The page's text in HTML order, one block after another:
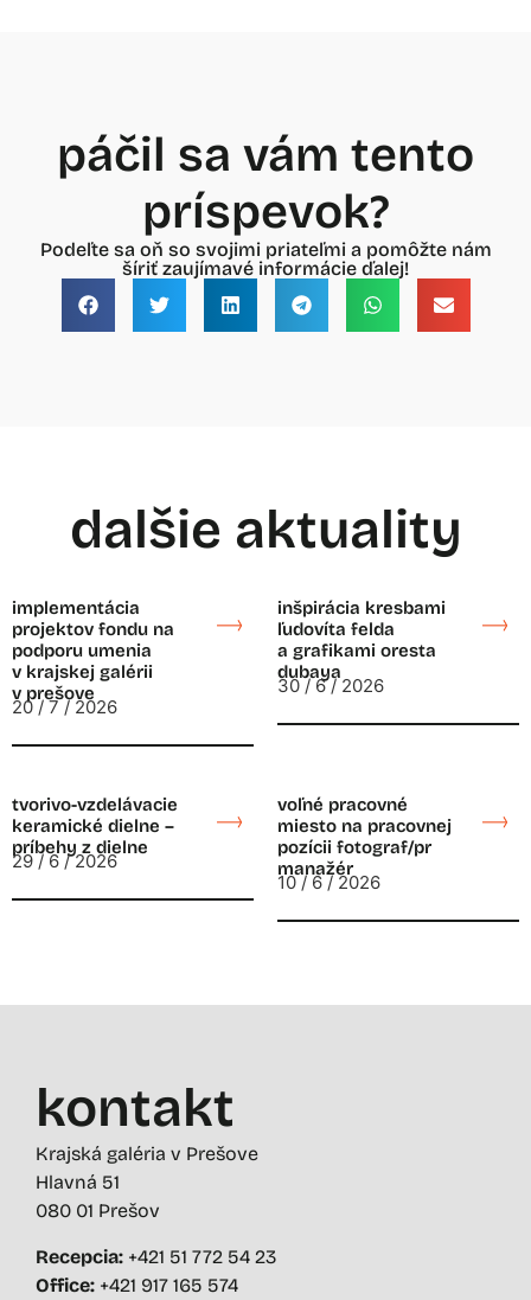
páčil sa vám tento
príspevok?
Podeľte sa oň so svojimi priateľmi a pomôžte nám
šíriť zaujímavé informácie ďalej!
dalšie aktuality
implementácia
projektov fondu na
podporu umenia
v krajskej galérii
v prešove
20 / 7 / 2026
inšpirácia kresbami
ľudovíta felda
a grafikami oresta
dubaya
30 / 6 / 2026
tvorivo-vzdelávacie
keramické dielne –
príbehy z dielne
29 / 6 / 2026
voľné pracovné
miesto na pracovnej
pozícii fotograf/pr
manažér
10 / 6 / 2026
kontakt
Krajská galéria v Prešove
Hlavná 51
080 01 Prešov
Recepcia: +421 51 772 54 23
Office: +421 917 165 574